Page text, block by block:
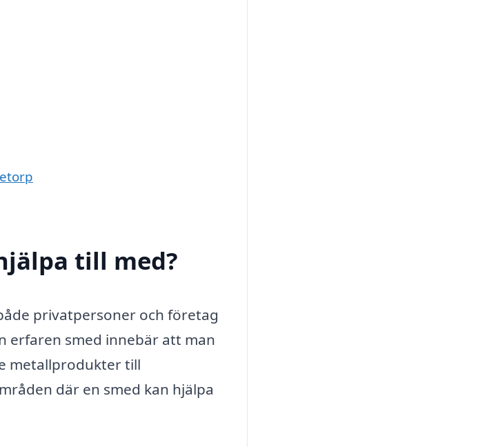
till med?
privatpersoner och företag
erfaren smed innebär att man
metallprodukter till
där en smed kan hjälpa